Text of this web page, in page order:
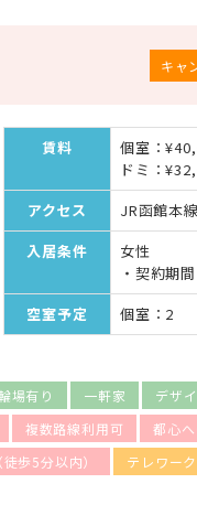
キャ
賃料
個室：
ドミ：
アクセス
JR函館本
入居条件
女性
・契約期
空室予定
個室：2
場有り 一軒家
デザ
複数路線利用可
都心
歩5分以内） テレワー